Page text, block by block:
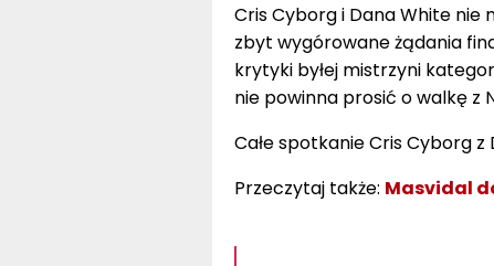
Cris Cyborg i Dana White nie
zbyt wygórowane żądania
krytyki byłej mistrzyni
nie powinna prosić o walkę z
Całe spotkanie Cris Cyborg
Przeczytaj także: Masvidal